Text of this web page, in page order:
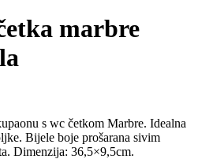
marbre
s wc četkom Marbre. Idealna
Bijele boje prošarana sivim
Dimenzija: 36,5×9,5cm.